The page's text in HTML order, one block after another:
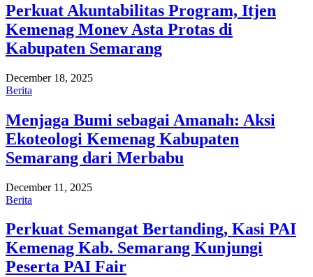
Perkuat Akuntabilitas Program, Itjen
Kemenag Monev Asta Protas di
Kabupaten Semarang
December 18, 2025
Berita
Menjaga Bumi sebagai Amanah: Aksi
Ekoteologi Kemenag Kabupaten
Semarang dari Merbabu
December 11, 2025
Berita
Perkuat Semangat Bertanding, Kasi PAI
Kemenag Kab. Semarang Kunjungi
Peserta PAI Fair